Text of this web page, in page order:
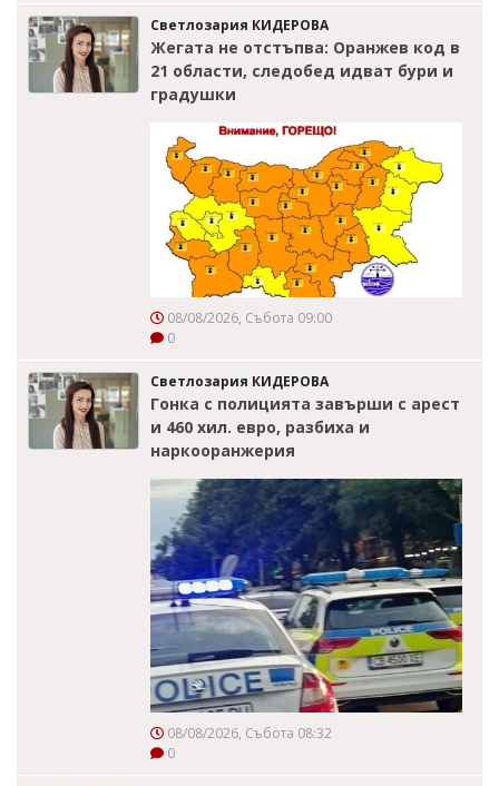
Светлозария КИДЕРОВА
Жегата не отстъпва: Оранжев код в
21 области, следобед идват бури и
градушки
08/08/2026, Събота 09:00
0
Светлозария КИДЕРОВА
Гонка с полицията завърши с арест
и 460 хил. евро, разбиха и
наркооранжерия
08/08/2026, Събота 08:32
0